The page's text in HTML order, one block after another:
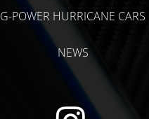
G-POWER HURRICANE CARS
NEWS